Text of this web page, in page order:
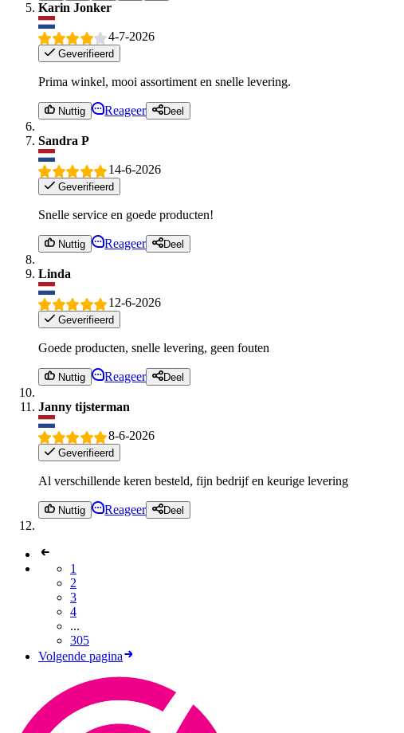
Karin Jonker
4-7-2026
Geverifieerd
Prima winkel, mooi assortiment en snelle levering.
Nuttig Reageer Deel
Sandra P
14-6-2026
Geverifieerd
Snelle service en goede producten!
Nuttig Reageer Deel
Linda
12-6-2026
Geverifieerd
Goede producten, snelle levering, geen fouten
Nuttig Reageer Deel
Janny tijsterman
8-6-2026
Geverifieerd
Al verschillende keren besteld, fijn bedrijf en keurige levering
Nuttig Reageer Deel
1
2
3
4
...
305
Volgende pagina